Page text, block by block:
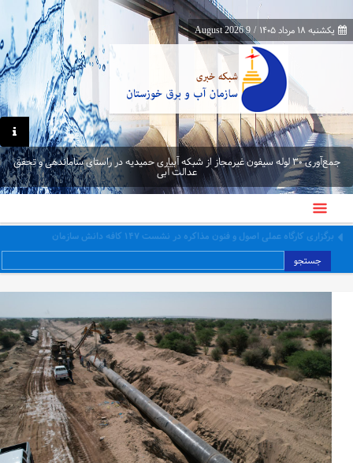
یکشنبه ۱۸ مرداد ۱۴۰۵ /
9 August 2026
جمع‌آوری ۳۰ لوله سیفون غیرمجاز از شبکه آبیاری حمیدیه در راستای ساماندهی و تحقق
عدالت آبی
برگزاری کارگاه عملی اصول و فنون مذاکره در نشست ۱۴۷ کافه دانش سازمان
جستجو